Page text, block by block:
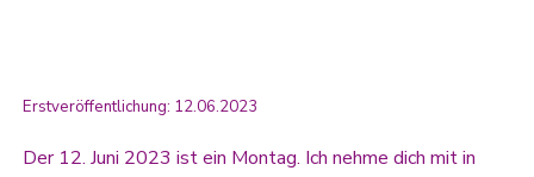
Erstveröffentlichung: 12.06.2023
Der 12. Juni 2023 ist ein Montag. Ich nehme dich mit in